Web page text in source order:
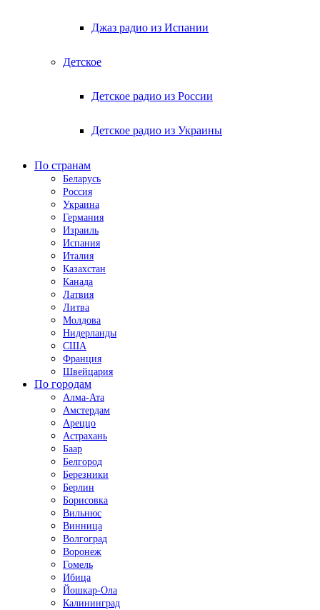
Джаз радио из Испании
Детское
Детское радио из России
Детское радио из Украины
По странам
Беларусь
Россия
Украина
Германия
Израиль
Испания
Италия
Казахстан
Канада
Латвия
Литва
Молдова
Нидерланды
США
Франция
Швейцария
По городам
Алма-Ата
Амстердам
Ареццо
Астрахань
Баар
Белгород
Березники
Берлин
Борисовка
Вильнюс
Винница
Волгоград
Воронеж
Гомель
Ибица
Йошкар-Ола
Калининград